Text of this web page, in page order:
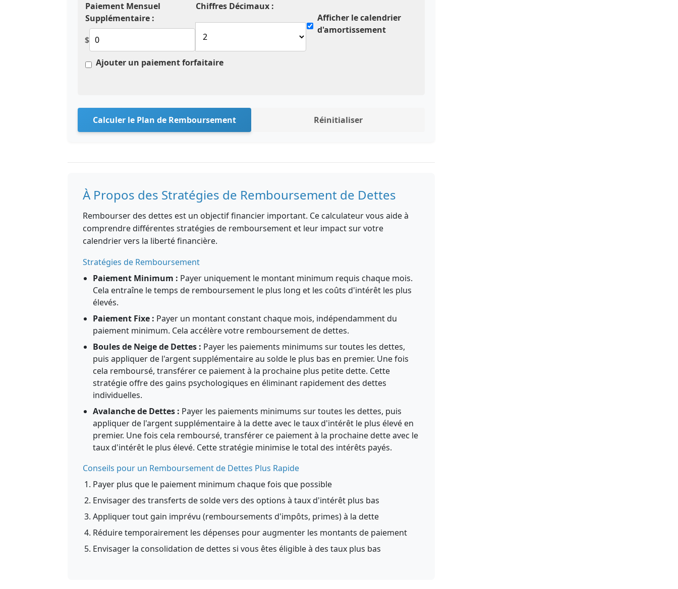
Paiement Mensuel
Supplémentaire :
$
Chiffres Décimaux :
Afficher le calendrier
d'amortissement
Ajouter un paiement forfaitaire
Calculer le Plan de Remboursement Réinitialiser
À Propos des Stratégies de Remboursement de Dettes
Rembourser des dettes est un objectif financier important. Ce calculateur vous aide à
comprendre différentes stratégies de remboursement et leur impact sur votre
calendrier vers la liberté financière.
Stratégies de Remboursement
Paiement Minimum : Payer uniquement le montant minimum requis chaque mois.
Cela entraîne le temps de remboursement le plus long et les coûts d'intérêt les plus
élevés.
Paiement Fixe : Payer un montant constant chaque mois, indépendamment du
paiement minimum. Cela accélère votre remboursement de dettes.
Boules de Neige de Dettes : Payer les paiements minimums sur toutes les dettes,
puis appliquer de l'argent supplémentaire au solde le plus bas en premier. Une fois
cela remboursé, transférer ce paiement à la prochaine plus petite dette. Cette
stratégie offre des gains psychologiques en éliminant rapidement des dettes
individuelles.
Avalanche de Dettes : Payer les paiements minimums sur toutes les dettes, puis
appliquer de l'argent supplémentaire à la dette avec le taux d'intérêt le plus élevé en
premier. Une fois cela remboursé, transférer ce paiement à la prochaine dette avec le
taux d'intérêt le plus élevé. Cette stratégie minimise le total des intérêts payés.
Conseils pour un Remboursement de Dettes Plus Rapide
Payer plus que le paiement minimum chaque fois que possible
Envisager des transferts de solde vers des options à taux d'intérêt plus bas
Appliquer tout gain imprévu (remboursements d'impôts, primes) à la dette
Réduire temporairement les dépenses pour augmenter les montants de paiement
Envisager la consolidation de dettes si vous êtes éligible à des taux plus bas